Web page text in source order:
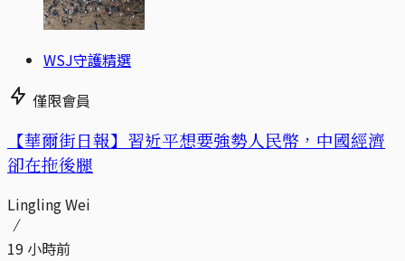
WSJ守護精選
僅限會員
【華爾街日報】習近平想要強勢人民幣，中國經濟
卻在拖後腿
Lingling Wei
19 小時前